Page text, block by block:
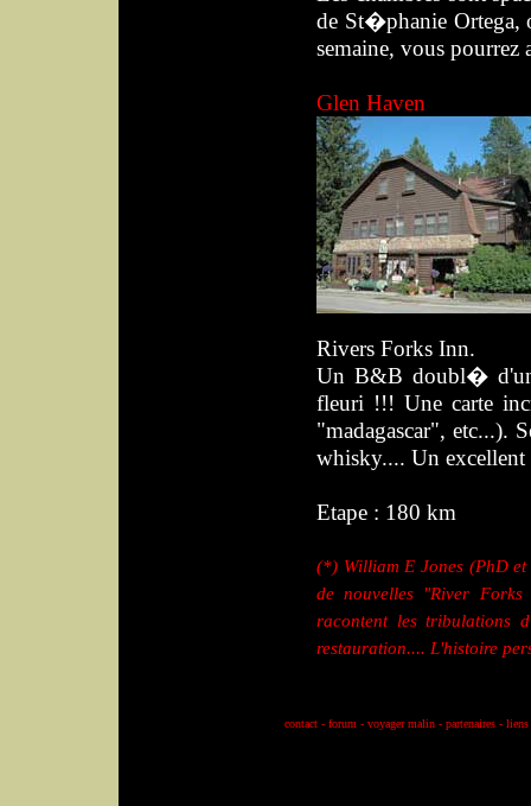
de St�phanie Ortega,
semaine, vous
Glen Haven
Rivers Forks Inn.
Un B&B doubl� d'un
fleuri !!! Une carte
"madagascar", etc...).
whisky.... Un excellent
Etape : 180 km
(*) William E Jones (PhD
de nouvelles "River
racontent les tribulations
restauration.... L'histoire
contact- forum - voyager malin- partenaires- liens